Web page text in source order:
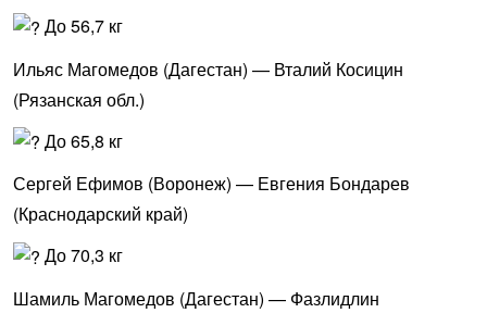
До 56,7 кг
Ильяс Магомедов (Дагестан) — Вталий Косицин
(Рязанская обл.)
До 65,8 кг
Сергей Ефимов (Воронеж) — Евгения Бондарев
(Краснодарский край)
До 70,3 кг
Шамиль Магомедов (Дагестан) — Фазлидлин